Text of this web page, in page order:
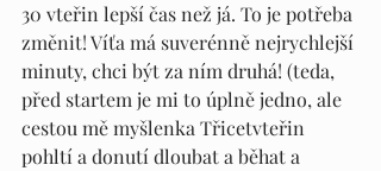
30 vteřin lepší čas než já. To je potřeba
změnit! Víťa má suverénně nejrychlejší
minuty, chci být za ním druhá! (teda,
před startem je mi to úplně jedno, ale
cestou mě myšlenka Třicetvteřin
pohltí a donutí dloubat a běhat a